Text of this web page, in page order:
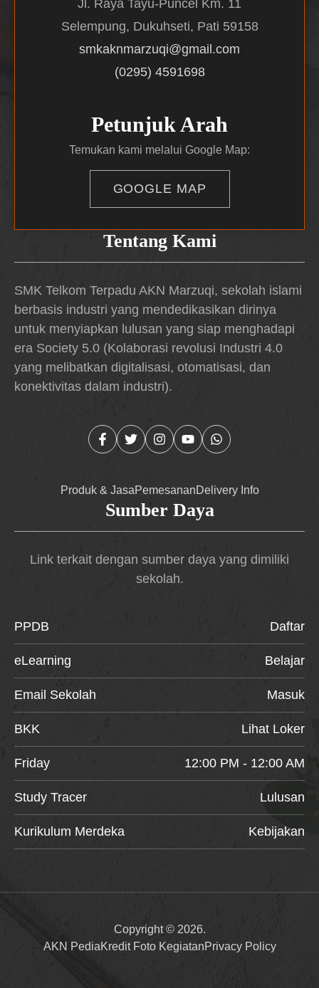
Tentang Kami
SMK Telkom Terpadu AKN Marzuqi, sekolah islami
berbasis industri yang mendedikasikan dirinya
untuk menyiapkan lulusan yang siap menghadapi
era Society 5.0 (Kolaborasi revolusi Industri 4.0
yang melibatkan digitalisasi, otomatisasi, dan
konektivitas dalam industri).
Produk & JasaPemesananDelivery Info
Jl. Raya Tayu-Puncel Km. 11
Selempung, Dukuhseti, Pati 59158
smkaknmarzuqi@gmail.com
(0295) 4591698
Petunjuk Arah
Temukan kami melalui Google Map:
GOOGLE MAP
Sumber Daya
Link terkait dengan sumber daya yang dimiliki
sekolah.
PPDB Daftar
eLearning Belajar
Email Sekolah Masuk
BKK Lihat Loker
Friday 12:00 PM - 12:00 AM
Study Tracer Lulusan
Kurikulum Merdeka Kebijakan
Copyright © 2026.
AKN PediaKredit Foto KegiatanPrivacy Policy